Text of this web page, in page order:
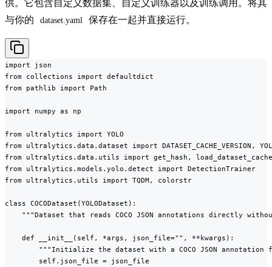
供。它包含自定义数据集、自定义训练器以及训练调用。将其
与你的
dataset.yaml 保存在一起并直接运行。
import json
from collections import defaultdict
from pathlib import Path
import numpy as np
from ultralytics import YOLO
from ultralytics.data.dataset import DATASET_CACHE_VERSION,
from ultralytics.data.utils import get_hash,
from ultralytics.models.yolo.detect import DetectionTrainer
from ultralytics.utils import TQDM, colorstr
class COCODataset(YOLODataset):
"""Dataset that reads COCO JSON annotations directly
    def __init__(self, *args, json_file="", **kwargs):
"""Initialize the dataset with a COCO JSON annotation
        self.json_file = json_file